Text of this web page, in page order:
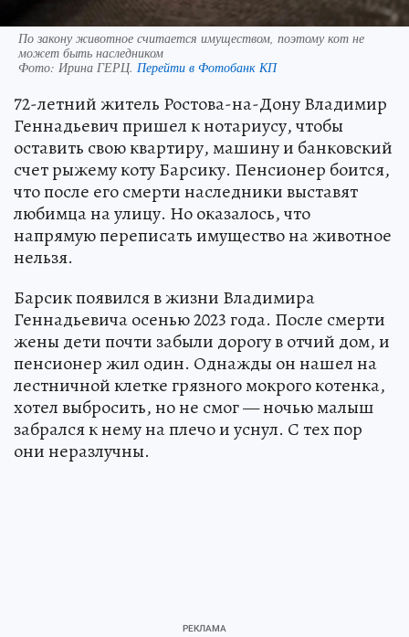
По закону животное считается имуществом, поэтому кот не
может быть наследником
Фото: Ирина ГЕРЦ. Перейти в Фотобанк КП
72-летний житель Ростова-на-Дону Владимир
Геннадьевич пришел к нотариусу, чтобы
оставить свою квартиру, машину и банковский
счет рыжему коту Барсику. Пенсионер боится,
что после его смерти наследники выставят
любимца на улицу. Но оказалось, что
напрямую переписать имущество на животное
нельзя.
Барсик появился в жизни Владимира
Геннадьевича осенью 2023 года. После смерти
жены дети почти забыли дорогу в отчий дом, и
пенсионер жил один. Однажды он нашел на
лестничной клетке грязного мокрого котенка,
хотел выбросить, но не смог — ночью малыш
забрался к нему на плечо и уснул. С тех пор
они неразлучны.